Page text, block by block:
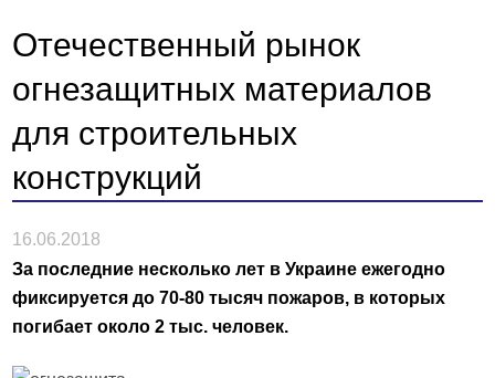
Отечественный рынок
огнезащитных материалов
для строительных
конструкций
16.06.2018
За последние несколько лет в Украине ежегодно
фиксируется до 70-80 тысяч пожаров, в которых
погибает около 2 тыс. человек.